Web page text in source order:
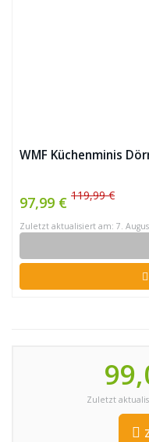
WMF Küchenminis
97,99 € 119,99 €
Zuletzt aktualisiert am: 7.
Zuletzt